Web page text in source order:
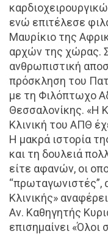
ενώ επιτέλεσε
Μαυρίκιο της
αρχών της χώρας.
ανθρωπιστική
πρόσκληση του
με τη Φιλόπτωχο
Θεσσαλονίκης. «Η
Κλινική του ΑΠΘ
Η μακρά ιστορία
και τη δουλειά
είτε αφανών, οι
“πρωταγωνιστές”,
Κλινικής»
Αν. Καθηγητής
επισημαίνει